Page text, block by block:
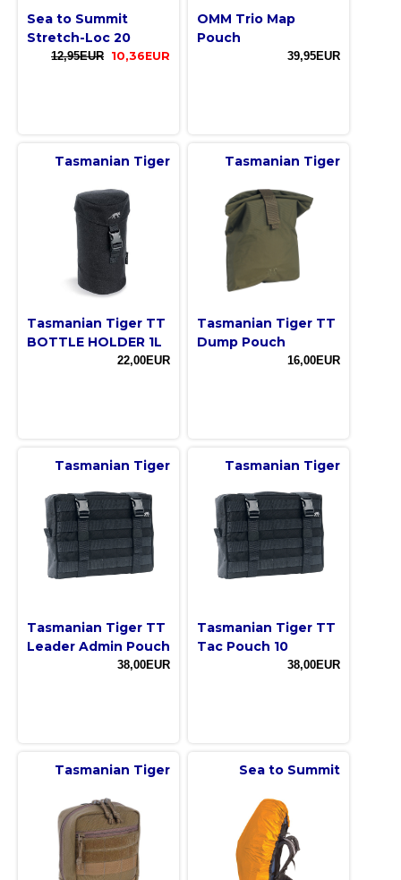
Sea to Summit
Stretch-Loc 20
12,95EUR 10,36EUR
OMM Trio Map
Pouch
39,95EUR
Tasmanian Tiger
Tasmanian Tiger TT
BOTTLE HOLDER 1L
22,00EUR
Tasmanian Tiger
Tasmanian Tiger TT
Dump Pouch
16,00EUR
Tasmanian Tiger
Tasmanian Tiger TT
Leader Admin Pouch
38,00EUR
Tasmanian Tiger
Tasmanian Tiger TT
Tac Pouch 10
38,00EUR
Tasmanian Tiger Sea to Summit